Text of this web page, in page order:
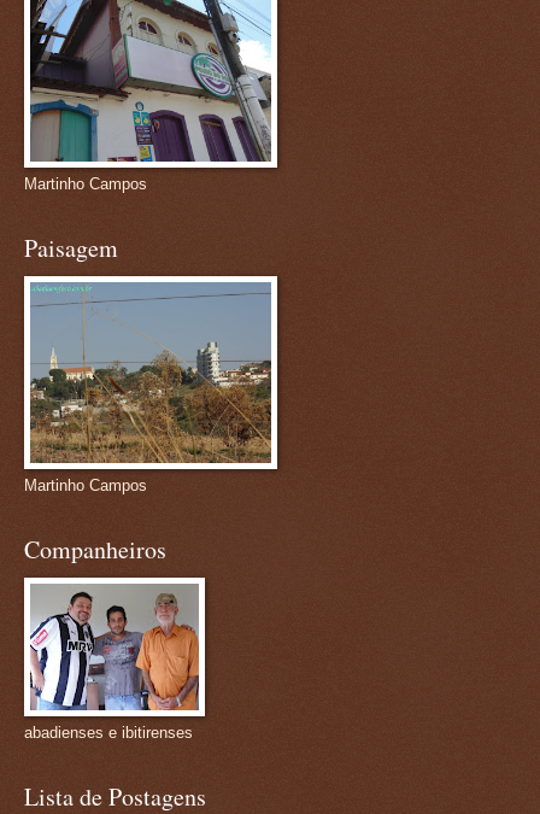
Martinho Campos
Paisagem
Martinho Campos
Companheiros
abadienses e ibitirenses
Lista de Postagens